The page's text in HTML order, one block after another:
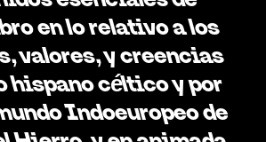
en lo relativo a los
valores, y creencias
hispano céltico y por
Indoeuropeo de